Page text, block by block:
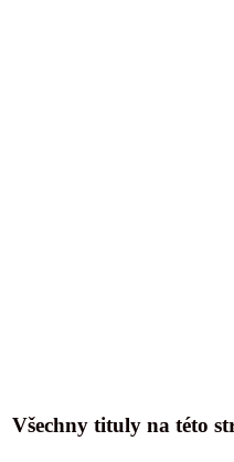
Všechny tituly na této